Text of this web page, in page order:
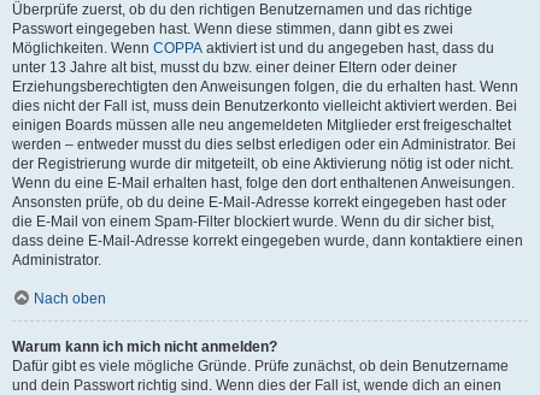
Überprüfe zuerst, ob du den richtigen Benutzernamen und das richtige
Passwort eingegeben hast. Wenn diese stimmen, dann gibt es zwei
Möglichkeiten. Wenn COPPA aktiviert ist und du angegeben hast, dass du
unter 13 Jahre alt bist, musst du bzw. einer deiner Eltern oder deiner
Erziehungsberechtigten den Anweisungen folgen, die du erhalten hast. Wenn
dies nicht der Fall ist, muss dein Benutzerkonto vielleicht aktiviert werden. Bei
einigen Boards müssen alle neu angemeldeten Mitglieder erst freigeschaltet
werden – entweder musst du dies selbst erledigen oder ein Administrator. Bei
der Registrierung wurde dir mitgeteilt, ob eine Aktivierung nötig ist oder nicht.
Wenn du eine E-Mail erhalten hast, folge den dort enthaltenen Anweisungen.
Ansonsten prüfe, ob du deine E-Mail-Adresse korrekt eingegeben hast oder
die E-Mail von einem Spam-Filter blockiert wurde. Wenn du dir sicher bist,
dass deine E-Mail-Adresse korrekt eingegeben wurde, dann kontaktiere einen
Administrator.
Nach oben
Warum kann ich mich nicht anmelden?
Dafür gibt es viele mögliche Gründe. Prüfe zunächst, ob dein Benutzername
und dein Passwort richtig sind. Wenn dies der Fall ist, wende dich an einen